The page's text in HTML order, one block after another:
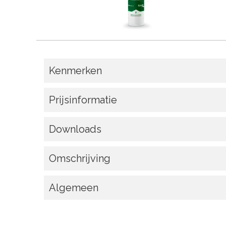
Kenmerken
Prijsinformatie
Downloads
Omschrijving
Algemeen